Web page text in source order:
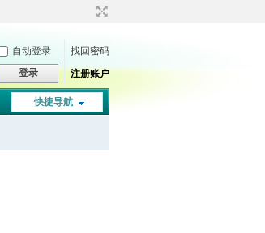
自动登录
找回密码
登录 注册账户
快捷导航